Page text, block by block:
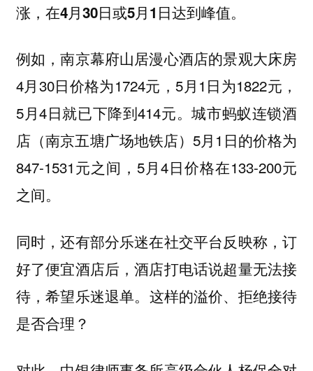
涨，在4月30日或5月1日达到峰值。
例如，南京幕府山居漫心酒店的景观大床房
4月30日价格为1724元，5月1日为1822元，
5月4日就已下降到414元。城市蚂蚁连锁酒
店（南京五塘广场地铁店）5月1日的价格为
847-1531元之间，5月4日价格在133-200元
之间。
同时，还有部分乐迷在社交平台反映称，订
好了便宜酒店后，酒店打电话说超量无法接
待，希望乐迷退单。 这样的溢价、拒绝接待
是否合理？